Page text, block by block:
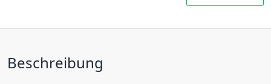
Beschreibung